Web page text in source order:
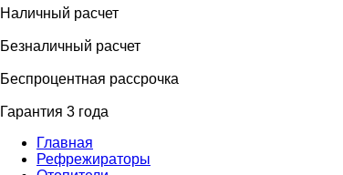
Наличный расчет
Безналичный расчет
Беcпроцентная рассрочка
Гарантия 3 года
Главная
Рефрежираторы